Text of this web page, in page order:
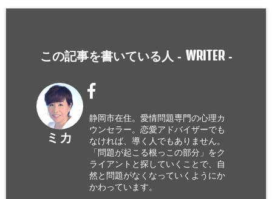
この記事を書いている人 - WRITER-
ミカ
静岡市在住。愛情問題専門の心理カ
ウンセラー。恋愛アドバイザーでも
なければ、導く人でもありません。
「問題が起こる根っこの部分」をク
ライアントと探していくことで、自
然と問題がなくなっていくようにか
かわっています。